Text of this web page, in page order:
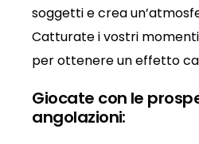
soggetti e crea
Catturate i vostri momenti
per ottenere un effetto
Giocate con le
angolazioni: